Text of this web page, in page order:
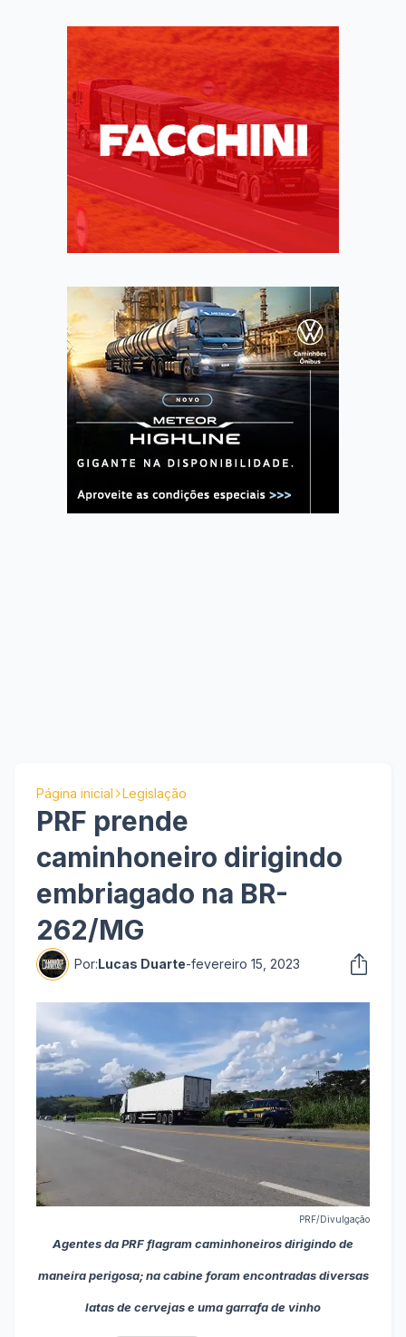
Página inicial Legislação
PRF prende
caminhoneiro dirigindo
embriagado na BR-
262/MG
Por:Lucas Duarte-fevereiro 15, 2023
PRF/Divulgação
Agentes da PRF flagram caminhoneiros dirigindo de
maneira perigosa; na cabine foram encontradas diversas
latas de cervejas e uma garrafa de vinho